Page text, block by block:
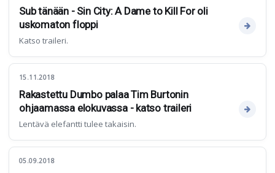
Sub tänään - Sin City: A Dame to Kill For oli
uskomaton floppi
Katso traileri.
15.11.2018
Rakastettu Dumbo palaa Tim Burtonin
ohjaamassa elokuvassa - katso traileri
Lentävä elefantti tulee takaisin.
05.09.2018